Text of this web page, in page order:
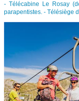
- Télécabine Le Rosay
parapentistes. - Télésiège